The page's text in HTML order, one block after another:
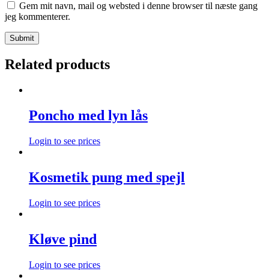
Gem mit navn, mail og websted i denne browser til næste gang
jeg kommenterer.
Related products
Poncho med lyn lås
Login to see prices
Kosmetik pung med spejl
Login to see prices
Kløve pind
Login to see prices